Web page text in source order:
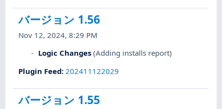
バージョン 1.56
Nov 12, 2024, 8:29 PM
Logic Changes (Adding installs report)
Plugin Feed: 202411122029
バージョン 1.55